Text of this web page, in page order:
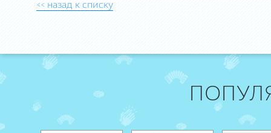
<< назад к списку